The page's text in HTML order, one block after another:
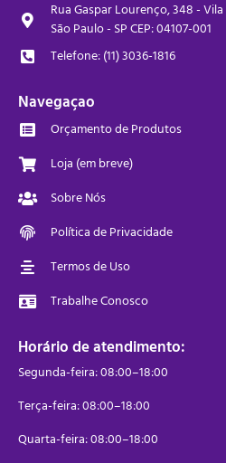
Rua Gaspar Lourenço, 348 -
São Paulo - SP CEP: 04107-001
Telefone: (11) 3036-1816
Navegaçao
Orçamento de Produtos
Loja (em breve)
Sobre Nós
Política de Privacidade
Termos de Uso
Trabalhe Conosco
Horário de atendimento:
Segunda-feira: 08:00–18:00
Terça-feira: 08:00–18:00
Quarta-feira: 08:00–18:00